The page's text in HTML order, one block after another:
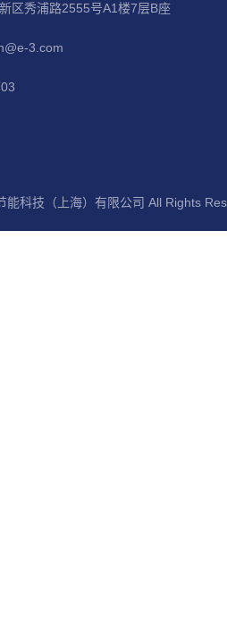
区秀浦路2555号A1楼7层B座
3.com
能科技（上海）有限公司 All Rights